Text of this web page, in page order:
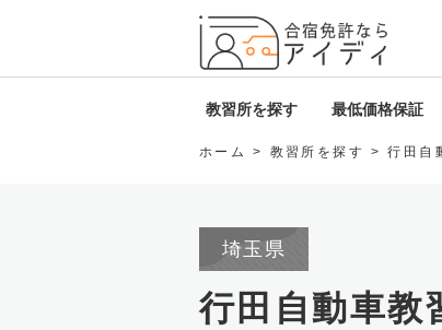
教習所を探す
北海道・東北
東海
最低価格保証
ホーム 教習所を探す 行田自
埼玉県
行田自動車教